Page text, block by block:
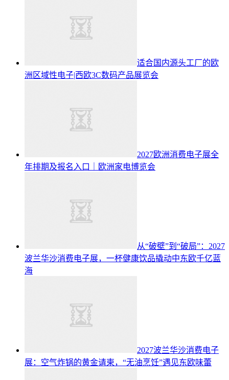
适合国内源头工厂的欧
洲区域性电子|西欧3C数码产品展览会
2027欧洲消费电子展全
年排期及报名入口｜欧洲家电博览会
从“破壁”到“破局”：2027
波兰华沙消费电子展，一杯健康饮品撬动中东欧千亿蓝
海
2027波兰华沙消费电子
展：空气炸锅的黄金请柬，“无油烹饪”遇见东欧味蕾